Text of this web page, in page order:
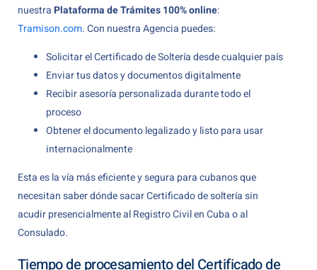
nuestra Plataforma de Trámites 100% online:
Tramison.com. Con nuestra Agencia puedes:
Solicitar el Certificado de Soltería desde cualquier país
Enviar tus datos y documentos digitalmente
Recibir asesoría personalizada durante todo el
proceso
Obtener el documento legalizado y listo para usar
internacionalmente
Esta es la vía más eficiente y segura para cubanos que
necesitan saber dónde sacar Certificado de soltería sin
acudir presencialmente al Registro Civil en Cuba o al
Consulado.
Tiempo de procesamiento del Certificado de